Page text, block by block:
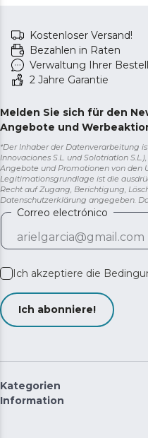
Kostenloser Versand!
Bezahlen in Raten
Verwaltung Ihrer
2 Jahre Garantie
Melden Sie sich für den
Angebote und
*Der Inhaber der Datenverarbeitung
Innovaciones S.L. und Solotriatlon
Angebote und Promotionen von den
Legitimationsgrundlage ist die
Recht auf Zugang, Berichtigung,
Datenschutzerklärung angegeben.
Correo electrónico
Ich akzeptiere die
Ich abonniere!
Kategorien
Information